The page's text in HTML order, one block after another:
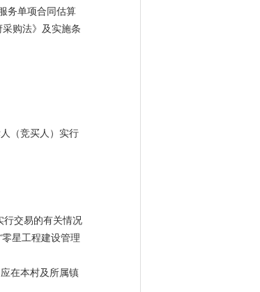
务单项合同估算
购法》及实施条
（竞买人）实行
行交易的有关情况
星工程建设管理
在本村及所属镇